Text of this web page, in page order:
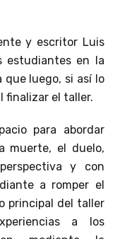
y escritor Luis
estudiantes en la
que luego, si así lo
finalizar el taller.
para abordar
muerte, el duelo,
y con
a romper el
principal del taller
a los